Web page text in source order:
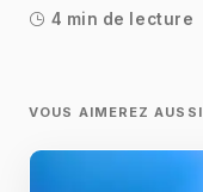
4 min de lecture
VOUS AIMEREZ AUSSI